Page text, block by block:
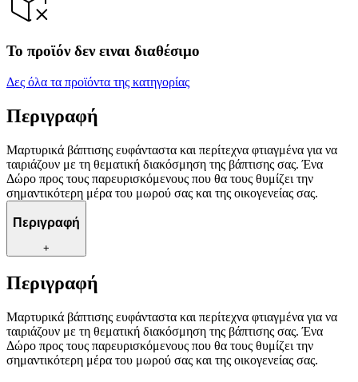
Το προϊόν δεν ειναι διαθέσιμο
Δες όλα τα προϊόντα της κατηγορίας
Περιγραφή
Μαρτυρικά βάπτισης ευφάνταστα και περίτεχνα φτιαγμένα για να
ταιριάζουν με τη θεματική διακόσμηση της βάπτισης σας. Ένα
Δώρο προς τους παρευρισκόμενους που θα τους θυμίζει την
σημαντικότερη μέρα του μωρού σας και της οικογενείας σας.
Περιγραφή
+
Περιγραφή
Μαρτυρικά βάπτισης ευφάνταστα και περίτεχνα φτιαγμένα για να
ταιριάζουν με τη θεματική διακόσμηση της βάπτισης σας. Ένα
Δώρο προς τους παρευρισκόμενους που θα τους θυμίζει την
σημαντικότερη μέρα του μωρού σας και της οικογενείας σας.